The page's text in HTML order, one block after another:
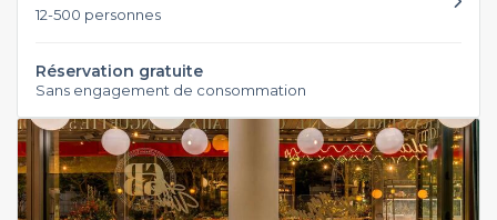
12-500 personnes
Réservation gratuite
Sans engagement de consommation